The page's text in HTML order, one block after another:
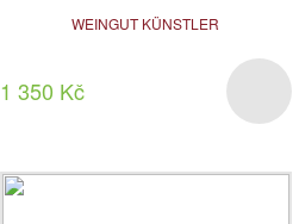
WEINGUT KÜNSTLER
1 350 Kč